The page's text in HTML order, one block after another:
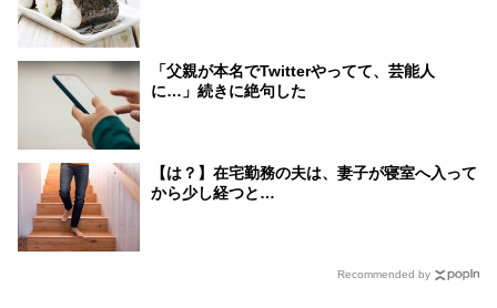
「父親が本名でTwitterやってて、芸能人
に…」続きに絶句した
【は？】在宅勤務の夫は、妻子が寝室へ入って
から少し経つと…
Recommended by